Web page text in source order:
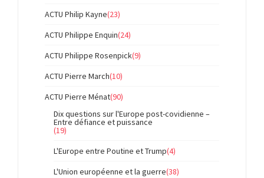
ACTU Philip Kayne(23)
ACTU Philippe Enquin(24)
ACTU Philippe Rosenpick(9)
ACTU Pierre March(10)
ACTU Pierre Ménat(90)
Dix questions sur l'Europe post-covidienne –
Entre défiance et puissance
(19)
L'Europe entre Poutine et Trump(4)
L'Union européenne et la guerre(38)